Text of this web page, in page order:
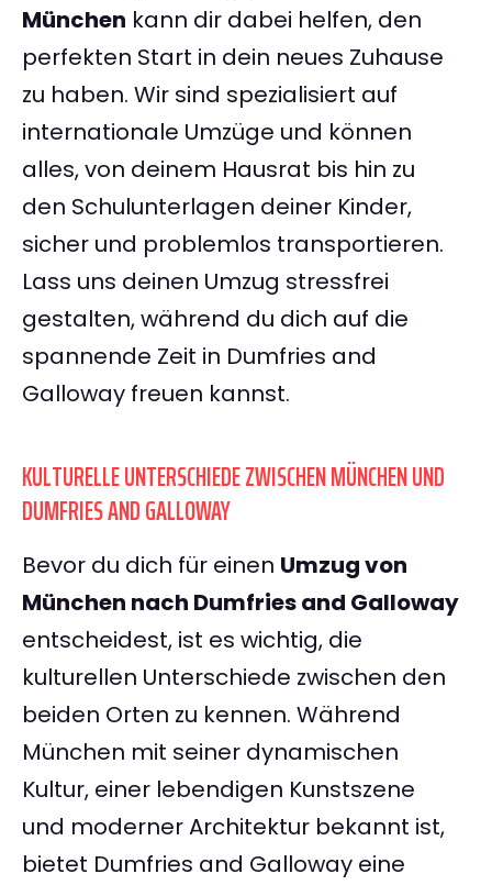
München kann dir dabei helfen, den
perfekten Start in dein neues Zuhause
zu haben. Wir sind spezialisiert auf
internationale Umzüge und können
alles, von deinem Hausrat bis hin zu
den Schulunterlagen deiner Kinder,
sicher und problemlos transportieren.
Lass uns deinen Umzug stressfrei
gestalten, während du dich auf die
spannende Zeit in Dumfries and
Galloway freuen kannst.
KULTURELLE UNTERSCHIEDE ZWISCHEN MÜNCHEN UND
DUMFRIES AND GALLOWAY
Bevor du dich für einen Umzug von
München nach Dumfries and Galloway
entscheidest, ist es wichtig, die
kulturellen Unterschiede zwischen den
beiden Orten zu kennen. Während
München mit seiner dynamischen
Kultur, einer lebendigen Kunstszene
und moderner Architektur bekannt ist,
bietet Dumfries and Galloway eine